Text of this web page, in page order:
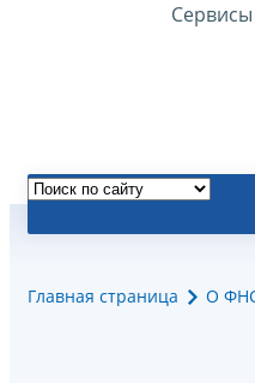
Сервисы
Главная страница О